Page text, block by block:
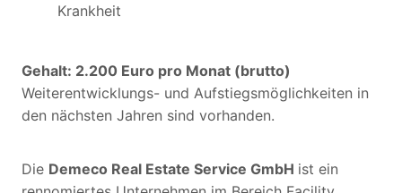
Krankheit
Gehalt: 2.200 Euro pro Monat (brutto)
Weiterentwicklungs- und Aufstiegsmöglichkeiten in
den nächsten Jahren sind vorhanden.
Die Demeco Real Estate Service GmbH ist ein